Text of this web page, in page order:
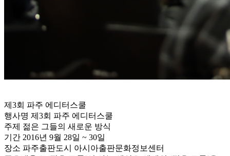
제3회 파주 에디터스쿨
행사명 제3회 파주 에디터스쿨
주제 젊은 그들의 새로운 방식
기간 2016년 9월 28일 ~ 30일
장소 파주출판도시 아시아출판문화정보센터